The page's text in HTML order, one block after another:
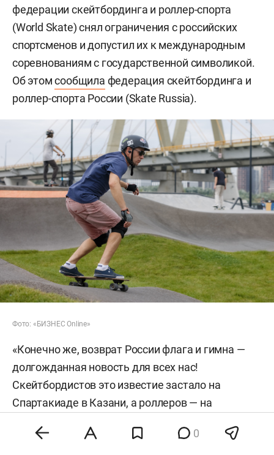
федерации скейтбординга и роллер-спорта
(World Skate) снял ограничения с российских
спортсменов и допустил их к международным
соревнованиям с государственной символикой.
Об этомсообщила федерация скейтбординга и
роллер-спорта России (Skate Russia).
Фото: «БИЗНЕС Online»
«Конечно же, возврат России флага и гимна —
долгожданная новость для всех нас!
Скейтбордистов это известие застало на
Спартакиаде в Казани, а роллеров — на
Skate Russia
Илья Вдовин. 0